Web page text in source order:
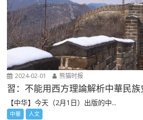
2024-02-01 熊猫时报
習：不能用西方理論解析中華民族
【中华】今天（2月1日）出版的中...
中華 人文